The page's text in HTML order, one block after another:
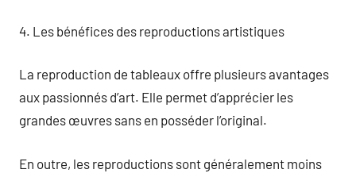
4. Les bénéfices des reproductions artistiques
La reproduction de tableaux offre plusieurs avantages
aux passionnés d’art. Elle permet d’apprécier les
grandes œuvres sans en posséder l’original.
En outre, les reproductions sont généralement moins